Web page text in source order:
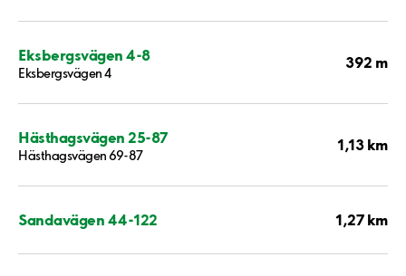
Eksbergsvägen 4-8
Eksbergsvägen 4
392 m
Hästhagsvägen 25-87
Hästhagsvägen 69-87
1,13 km
Sandavägen 44-122 1,27 km